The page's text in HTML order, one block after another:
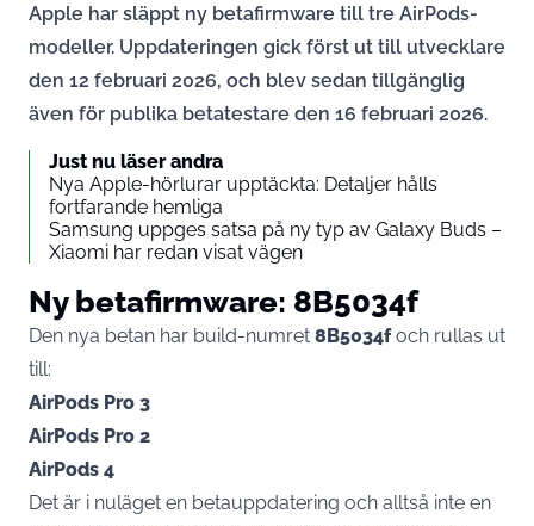
Apple har släppt ny betafirmware till tre AirPods-
modeller. Uppdateringen gick först ut till utvecklare
den 12 februari 2026, och blev sedan tillgänglig
även för publika betatestare den 16 februari 2026.
Just nu läser andra
Nya Apple-hörlurar upptäckta: Detaljer hålls
fortfarande hemliga
Samsung uppges satsa på ny typ av Galaxy Buds –
Xiaomi har redan visat vägen
Ny betafirmware: 8B5034f
Den nya betan har build-numret 8B5034foch rullas ut
till:
AirPods Pro 3
AirPods Pro 2
AirPods 4
Det är i nuläget en betauppdatering och alltså inte en